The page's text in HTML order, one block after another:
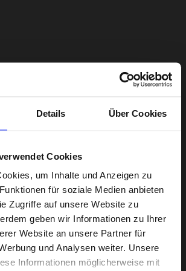
Details Über Cookies
Cookies
um Inhalte und Anzeigen zu
für soziale Medien anbieten
Zugriffe auf unsere Website zu
geben wir Informationen zu Ihrer
Website an unsere Partner für
und Analysen weiter. Unsere
Informationen möglicherweise mit